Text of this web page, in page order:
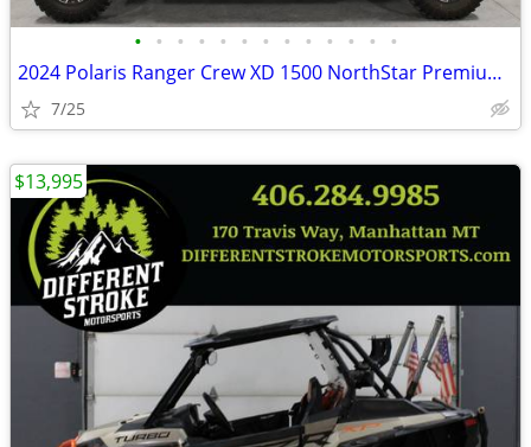
• • • • • • • • • • • • •
2024 Polaris Ranger Crew XD 1500 NorthStar Premium *$571/Month OAC*
7/25
$13,995